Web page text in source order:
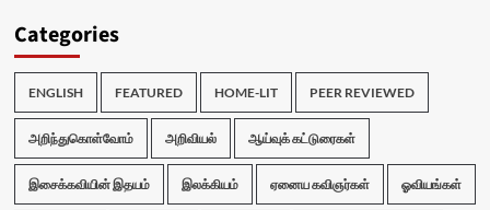
Categories
ENGLISH FEATURED HOME-LIT PEER REVIEWED
அறிந்துகொள்வோம் அறிவியல் ஆய்வுக் கட்டுரைகள்
இசைக்கவியின் இதயம் இலக்கியம் ஏனைய கவிஞர்கள் ஓவியங்கள்